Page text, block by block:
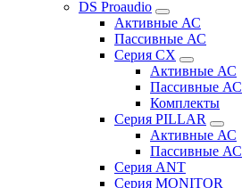
DS Proaudio
Активные АС
Пассивные АС
Серия CX
Активные АС
Пассивные АС
Комплекты
Серия PILLAR
Активные АС
Пассивные АС
Серия ANT
Серия MONITOR